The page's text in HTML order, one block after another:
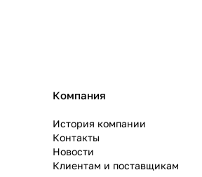
Компания
История компании
Контакты
Новости
Клиентам и поставщикам